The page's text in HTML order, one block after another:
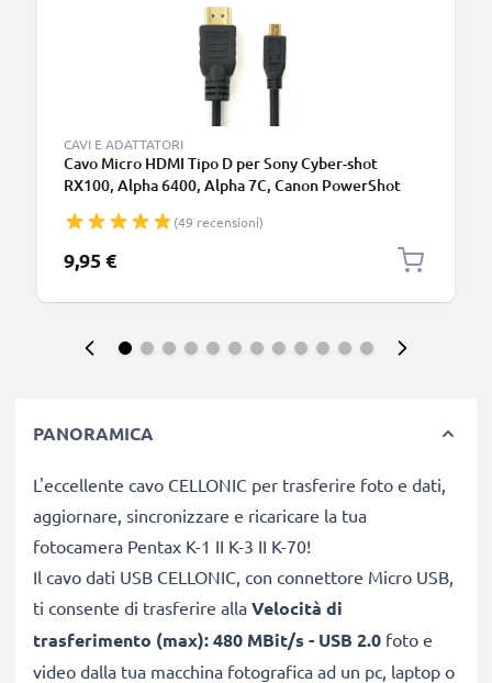
CAVI E ADATTATORI
Cavo Micro HDMI Tipo D per Sony Cyber-shot
RX100, Alpha 6400, Alpha 7C, Canon PowerShot
Ray, fotocamera, monitor, lunghezza 1.5m
trasmissione segnale video & audio impeccabile
(49 recensioni)
9,95 €
PANORAMICA
L'eccellente cavo CELLONIC per trasferire foto e dati,
aggiornare, sincronizzare e ricaricare la tua
fotocamera Pentax K-1 II K-3 II K-70!
Il cavo dati USB CELLONIC, con connettore Micro USB,
ti consente di trasferire alla Velocità di
trasferimento (max): 480 MBit/s - USB 2.0 foto e
video dalla tua macchina fotografica ad un pc, laptop o